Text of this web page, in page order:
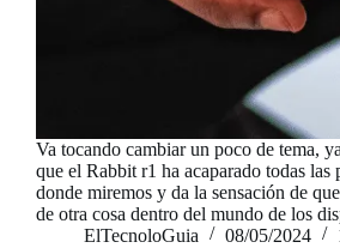
Va tocando cambiar un poco de tema,
que el Rabbit r1 ha acaparado todas las
donde miremos y da la sensación de
de otra cosa dentro del mundo de los
ElTecnoloGuia
08/05/2024